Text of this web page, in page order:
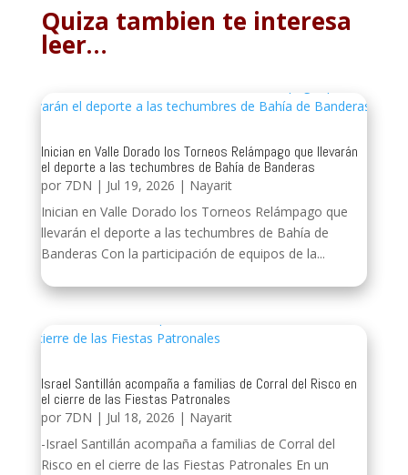
Quiza tambien te interesa
leer…
Inician en Valle Dorado los Torneos Relámpago que llevarán
el deporte a las techumbres de Bahía de Banderas
por 7DN | Jul 19, 2026 | Nayarit
Inician en Valle Dorado los Torneos Relámpago que
llevarán el deporte a las techumbres de Bahía de
Banderas Con la participación de equipos de la...
Israel Santillán acompaña a familias de Corral del Risco en
el cierre de las Fiestas Patronales
por 7DN | Jul 18, 2026 | Nayarit
-Israel Santillán acompaña a familias de Corral del
Risco en el cierre de las Fiestas Patronales En un